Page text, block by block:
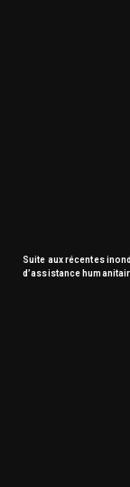
Suite aux récentes
d’assistance